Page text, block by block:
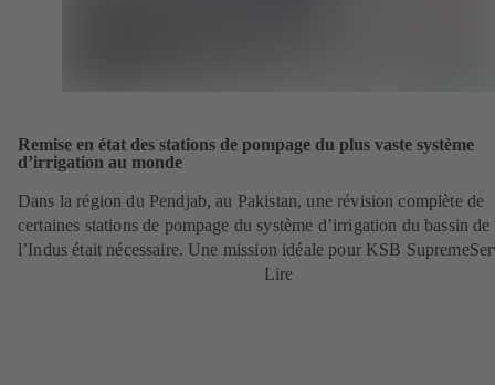
Remise en état des stations de pompage du plus vaste système
d’irrigation au monde
Dans la région du Pendjab, au Pakistan, une révision complète de
certaines stations de pompage du système d’irrigation du bassin de
l’Indus était nécessaire. Une mission idéale pour KSB
Lire